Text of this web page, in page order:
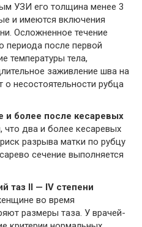
УЗИ его толщина менее 3
и имеются включения
Осложненное течение
периода после первой
температуры тела,
заживление шва на
несостоятельности рубца
и более после кесаревых
что два и более кесаревых
разрыва матки по рубцу
сечение выполняется
таз II — IV степени
во время
размеры таза. У врачей-